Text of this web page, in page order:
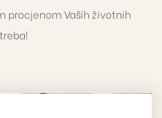
procjenom Vaših životnih